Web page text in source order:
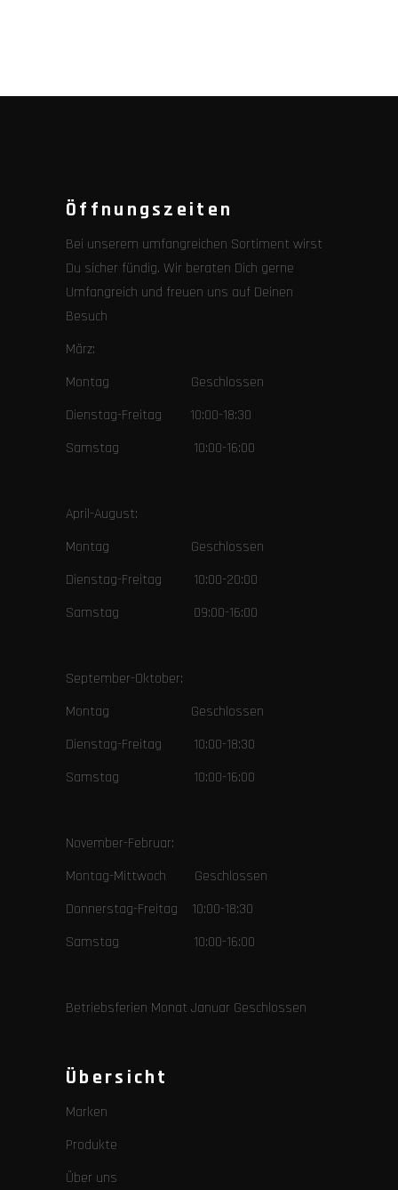
Öffnungszeiten
Bei unserem umfangreichen Sortiment wirst
Du sicher fündig. Wir beraten Dich gerne
Umfangreich und freuen uns auf Deinen
Besuch
März:
Montag Geschlossen
Dienstag-Freitag 10:00-18:30
Samstag 10:00-16:00
April-August:
Montag Geschlossen
Dienstag-Freitag 10:00-20:00
Samstag 09:00-16:00
September-Oktober:
Montag Geschlossen
Dienstag-Freitag 10:00-18:30
Samstag 10:00-16:00
November-Februar:
Montag-Mittwoch Geschlossen
Donnerstag-Freitag 10:00-18:30
Samstag 10:00-16:00
Betriebsferien Monat Januar Geschlossen
Übersicht
Marken
Produkte
Über uns